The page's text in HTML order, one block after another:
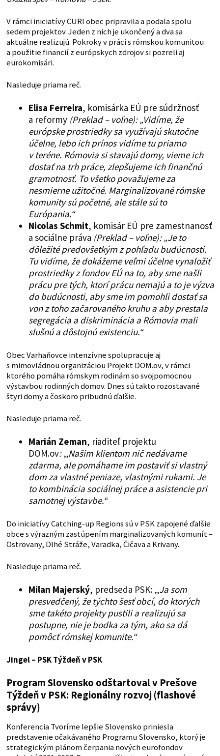
V rámci iniciatívy CURI obec pripravila a podala spolu
sedem projektov. Jeden z nich je ukončený a dva sa
aktuálne realizujú. Pokroky v práci s rómskou komunitou
a použitie financií z európskych zdrojov si pozreli aj
eurokomisári.
Nasleduje priama reč.
Elisa Ferreira, komisárka EÚ pre súdržnosť
a reformy(Preklad – voľne):„Vidíme, že
európske prostriedky sa využívajú skutočne
účelne, lebo ich prínos vidíme tu priamo
v teréne. Rómovia si stavajú domy, vieme ich
dostať na trh práce, zlepšujeme ich finančnú
gramotnosť. To všetko považujeme za
nesmierne užitočné. Marginalizované rómske
komunity sú početné, ale stále sú to
Európania.“
Nicolas Schmit, komisár EÚ pre zamestnanosť
a sociálne práva (Preklad – voľne):„Je to
dôležité predovšetkým z pohľadu budúcnosti.
Tu vidíme, že dokážeme veľmi účelne vynaložiť
prostriedky z fondov EÚ na to, aby sme našli
prácu pre tých, ktorí prácu nemajú a to je výzva
do budúcnosti, aby sme im pomohli dostať sa
von z toho začarovaného kruhu a aby prestala
segregácia a diskriminácia a Rómovia mali
slušnú a dôstojnú existenciu.“
Obec Varhaňovce intenzívne spolupracuje aj
s mimovládnou organizáciou Projekt DOM.ov, v rámci
ktorého pomáha rómskym rodinám so svojpomocnou
výstavbou rodinných domov. Dnes sú takto rozostavané
štyri domy a čoskoro pribudnú ďalšie.
Nasleduje priama reč.
Marián Zeman, riaditeľ projektu
DOM.ov:„Našim klientom nič nedávame
zdarma, ale pomáhame im postaviť si vlastný
dom za vlastné peniaze, vlastnými rukami. Je
to kombinácia sociálnej práce a asistencie pri
samotnej výstavbe.“
Do iniciatívy Catching-up Regions sú v PSK zapojené ďalšie
obce s výrazným zastúpením marginalizovaných komunít –
Ostrovany, Dlhé Stráže, Varadka, Čičava a Krivany.
Nasleduje priama reč.
Milan Majerský, predseda PSK: „Ja som
presvedčený, že týchto šesť obcí, do ktorých
sme takéto projekty pustili a realizujú sa
postupne, nie je bodka za tým, ako sa dá
pomôcť rómskej komunite.“
Jingel – PSK Týždeň v PSK
Program Slovensko odštartoval v Prešove
Týždeň v PSK: Regionálny rozvoj (flashové
správy)
Konferencia Tvoríme lepšie Slovensko priniesla
predstavenie očakávaného Programu Slovensko, ktorý je
strategickým plánom čerpania nových eurofondov